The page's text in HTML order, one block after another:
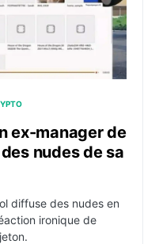
ex-manager de
nudes de sa
diffuse des nudes en
ironique de